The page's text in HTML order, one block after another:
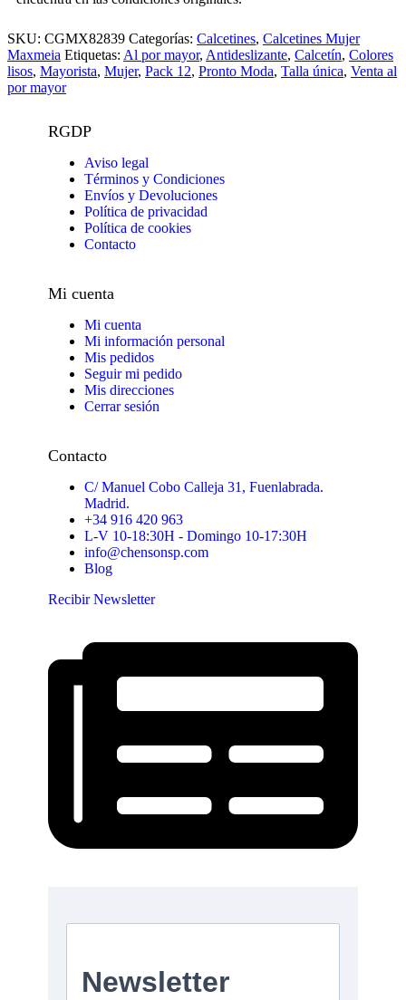
SKU: CGMX82839 Categorías: Calcetines, Calcetines Mujer
Maxmeia Etiquetas: Al por mayor, Antideslizante, Calcetín, Colores
lisos, Mayorista, Mujer, Pack 12, Pronto Moda, Talla única, Venta al
por mayor
RGDP
Aviso legal
Términos y Condiciones
Envíos y Devoluciones
Política de privacidad
Política de cookies
Contacto
Mi cuenta
Mi cuenta
Mi información personal
Mis pedidos
Seguir mi pedido
Mis direcciones
Cerrar sesión
Contacto
C/ Manuel Cobo Calleja 31, Fuenlabrada.
Madrid.
+34 916 420 963
L-V 10-18:30H - Domingo 10-17:30H
info@chensonsp.com
Blog
Recibir Newsletter